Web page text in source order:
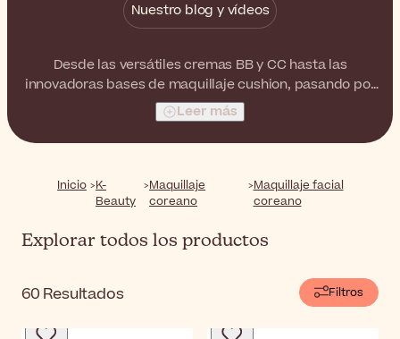
Nuestro blog y vídeos
Desde las versátiles cremas BB y CC hasta las
innovadoras bases de maquillaje cushion, pasando por
los primers y los sprays fijadores, los productos de
maquillaje coreanos te ayudan a perfeccionar tu cutis
con un acabado natural y cómodo.
Leer más
Inicio
K-
Beauty
Maquillaje
coreano
Maquillaje facial
coreano
Explorar todos los productos
60 Resultados Filtros